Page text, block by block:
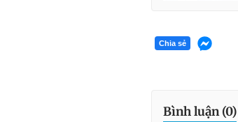
Chia sẻ
Bình luận (0)